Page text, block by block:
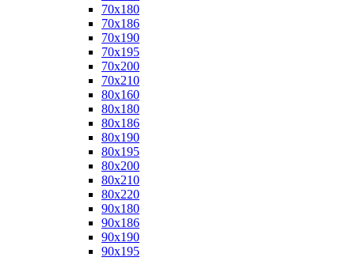
70x180
70x186
70x190
70x195
70x200
70x210
80x160
80x180
80x186
80x190
80x195
80x200
80x210
80x220
90x180
90x186
90x190
90x195